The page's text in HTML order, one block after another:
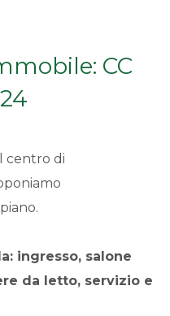
CC
centro di
ingresso, salone
da letto, servizio e